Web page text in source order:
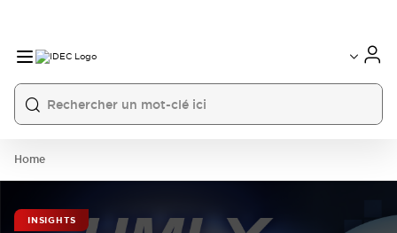
Home
INSIGHTS